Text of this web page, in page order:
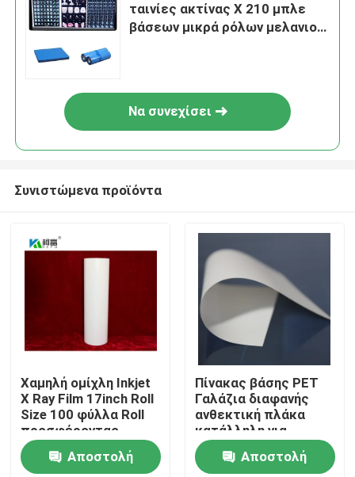
Προϊόντα
Σχετικά με εμάς
ταινίες ακτίνας X 210 μπλε
βάσεων μικρά ρόλων μελανιού
Να συνεχίσει
Συνιστώμενα προϊόντα
Χαμηλή ομίχλη Inkjet
X Ray Film 17inch Roll
Size 100 φύλλα Roll
προσφέροντας
ανώτερη σαφήνεια
και λεπτομέρεια για
Αποστολή
Πίνακας βάσης PET
Γαλάζια διαφανής
ανθεκτική πλάκα
κατάλληλη για
βιομηχανικές
συσκευασίες και
Αποστολή